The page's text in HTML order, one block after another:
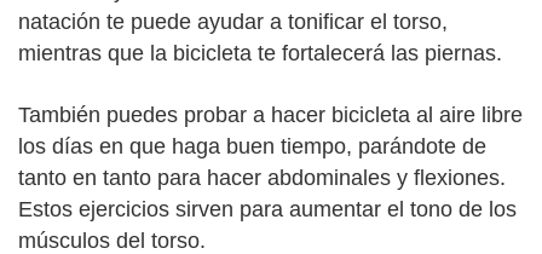
natación te puede ayudar a tonificar el torso,
mientras que la bicicleta te fortalecerá las piernas.
También puedes probar a hacer bicicleta al aire libre
los días en que haga buen tiempo, parándote de
tanto en tanto para hacer abdominales y flexiones.
Estos ejercicios sirven para aumentar el tono de los
músculos del torso.